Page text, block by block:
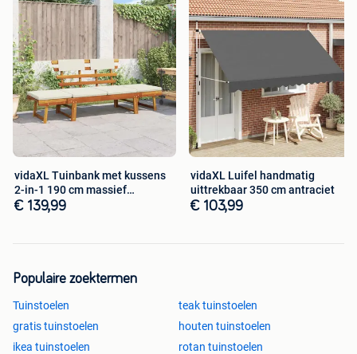
vidaXL Tuinbank met kussens
2-in-1 190 cm massief
acaciahout
€ 139,99
vidaXL Luifel handmatig
uittrekbaar 350 cm antraciet
€ 103,99
Populaire zoektermen
Tuinstoelen
teak tuinstoelen
gratis tuinstoelen
houten tuinstoelen
ikea tuinstoelen
rotan tuinstoelen